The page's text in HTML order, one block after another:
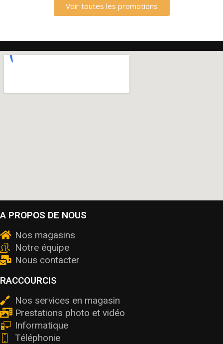
Voir toutes les promotions
A PROPOS DE NOUS
Nos magasins
Notre équipe
Nous contacter
RACCOURCIS
Nos services en magasin
Prestations photo et vidéo
Informatique
Téléphonie